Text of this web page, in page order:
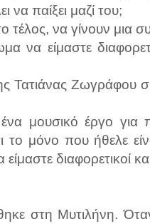
να παίξει μαζί του;
να γίνουν μια
να είμαστε
Τατιάνας
μουσικό έργο
το μόνο που ήθελε
είμαστε διαφορετικοί
στη Μυτιλήνη.